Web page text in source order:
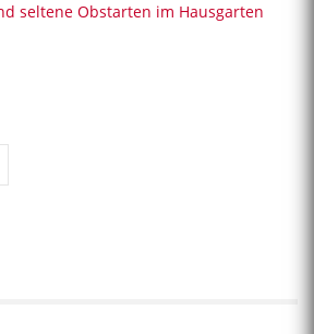
seltene Obstarten im Hausgarten